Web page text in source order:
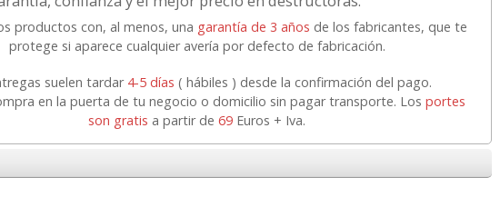
productos con, al menos, una garantía de 3 años de los fabricantes, que te
protege si aparece cualquier avería por defecto de fabricación.
suelen tardar 4-5 días ( hábiles ) desde la confirmación del pago.
en la puerta de tu negocio o domicilio sin pagar transporte. Losportes
son gratis a partir de69 Euros + Iva.